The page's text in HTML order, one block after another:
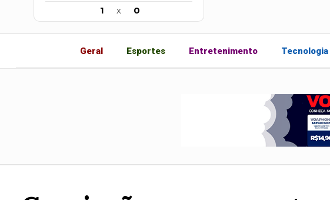
1 x 0
Geral Esportes Entretenimento Tecnologia